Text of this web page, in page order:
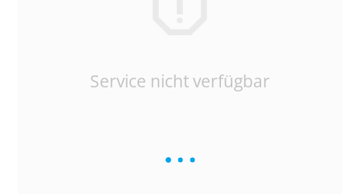
Service nicht verfügbar